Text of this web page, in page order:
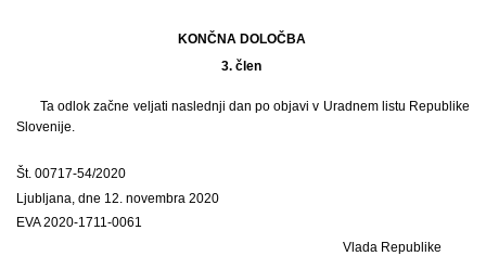
KONČNA DOLOČBA
3. člen
Ta odlok začne veljati naslednji dan po objavi v Uradnem listu Republike
Slovenije.
Št. 00717-54/2020
Ljubljana, dne 12. novembra 2020
EVA 2020-1711-0061
Vlada Republike